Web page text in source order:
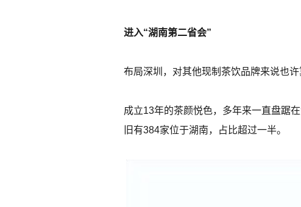
进入“湖南第二省会”
布局深圳，对其他现制茶饮品牌来说也
成立13年的茶颜悦色，多年来一直盘踞
旧有384家位于湖南，占比超过一半。